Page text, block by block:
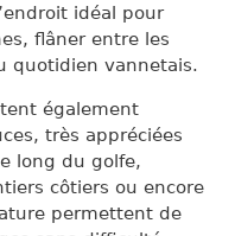
idéal pour
flâner entre les
quotidien vannetais.
également
très appréciées
long du golfe,
côtiers ou encore
permettent de